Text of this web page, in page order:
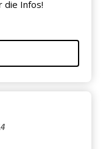
die Infos!